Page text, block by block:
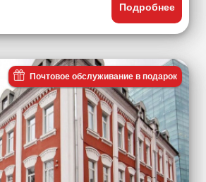
Подробнее
Почтовое обслуживание в подарок